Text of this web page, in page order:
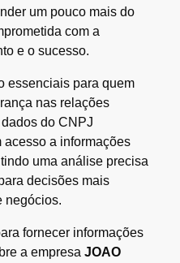
um pouco mais do
com a
e o sucesso.
essenciais para quem
nas relações
do CNPJ
acesso a informações
uma análise precisa
decisões mais
negócios.
fornecer informações
a empresa JOAO